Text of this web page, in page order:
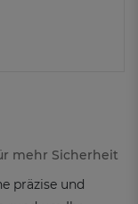
mehr Sicherheit
präzise und